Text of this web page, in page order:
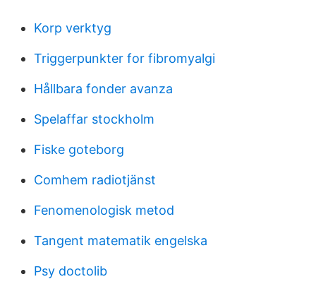
Korp verktyg
Triggerpunkter for fibromyalgi
Hållbara fonder avanza
Spelaffar stockholm
Fiske goteborg
Comhem radiotjänst
Fenomenologisk metod
Tangent matematik engelska
Psy doctolib